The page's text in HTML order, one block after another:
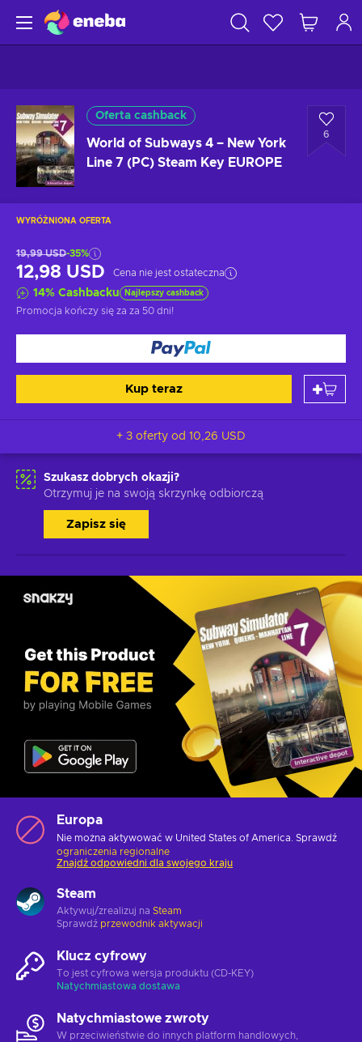
Oferta cashback
World of Subways 4 – New York
Line 7 (PC) Steam Key EUROPE
6
WYRÓŻNIONA OFERTA
19,99 USD-35%
12,98 USD Cena nie jest ostateczna
14% Cashbacku Najlepszy cashback
Promocja kończy się za za 50 dni!
Kup teraz
+ 3 oferty od 10,26 USD
Szukasz dobrych okazji?
Otrzymuj je na swoją skrzynkę odbiorczą
Zapisz się
Europa
Nie można aktywować w United States of America. Sprawdź
ograniczenia regionalne
Znajdź odpowiedni dla swojego kraju
Steam
Aktywuj/zrealizuj na Steam
Sprawdź przewodnik aktywacji
Klucz cyfrowy
To jest cyfrowa wersja produktu (CD-KEY)
Natychmiastowa dostawa
Natychmiastowe zwroty
W przeciwieństwie do innych platform handlowych,